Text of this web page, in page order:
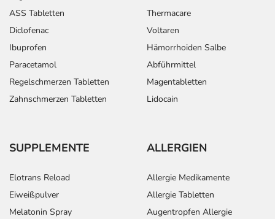
ASS Tabletten
Diclofenac
Ibuprofen
Paracetamol
Regelschmerzen Tabletten
Zahnschmerzen Tabletten
Thermacare
Voltaren
Hämorrhoiden Salbe
Abführmittel
Magentabletten
Lidocain
SUPPLEMENTE
Elotrans Reload
Eiweißpulver
Melatonin Spray
ALLERGIEN
Allergie Medikamente
Allergie Tabletten
Augentropfen Allergie